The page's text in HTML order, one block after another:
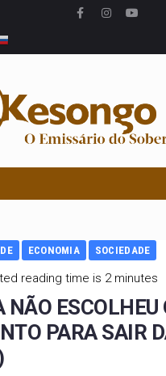
ECONOMIA SOCIEDADE
reading time is 2 minutes
NÃO
PARA SAIR